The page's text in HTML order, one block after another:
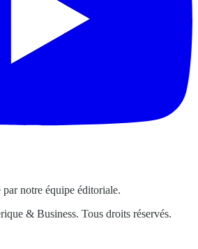
notre équipe éditoriale.
& Business. Tous droits réservés.